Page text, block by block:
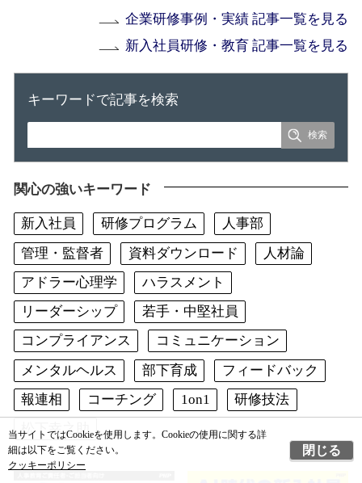
企業研修事例・実績 記事一覧を見る
新入社員研修・教育 記事一覧を見る
キーワードで記事を検索
関心の強いキーワード
新入社員 研修プログラム
人事部
管理・監督者
資料ダウンロード
人材論
アドラー心理学
ハラスメント
リーダーシップ
若手・中堅社員
コンプライアンス
コミュニケーション
メンタルヘルス
部下育成
フィードバック
報連相
コーチング 1on1
研修技法
松下幸之助
当サイトではCookieを使用します。Cookieの使用に関する詳
細は以下をご覧ください。
クッキーポリシー
閉じる